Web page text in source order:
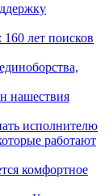
лет поисков
нашествия
исполнителю
работают
комфортное